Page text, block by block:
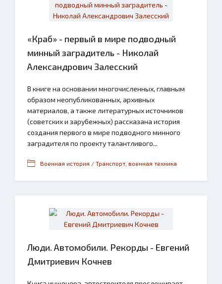
«Краб» - первый в мире подводный
минный заградитель - Николай
Александрович Залесский
В книге на основании многочисленных, главным
образом неопубликованных, архивных
материалов, а также литературных источников
(советских и зарубежных) рассказана история
создания первого в мире подводного минного
заградителя по проекту талантливого...
Военная история / Транспорт, военная техника
Люди. Автомобили. Рекорды - Евгений
Дмитриевич Кочнев